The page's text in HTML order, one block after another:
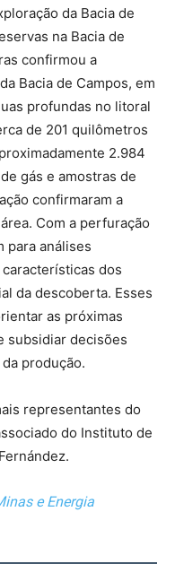
da Bacia de
na Bacia de
confirmou a
Bacia de Campos, em
profundas no litoral
de 201 quilômetros
2.984
gás e amostras de
confirmaram a
Com a perfuração
para análises
dos
da descoberta. Esses
as próximas
subsidiar decisões
produção.
representantes do
do Instituto de
e Energia